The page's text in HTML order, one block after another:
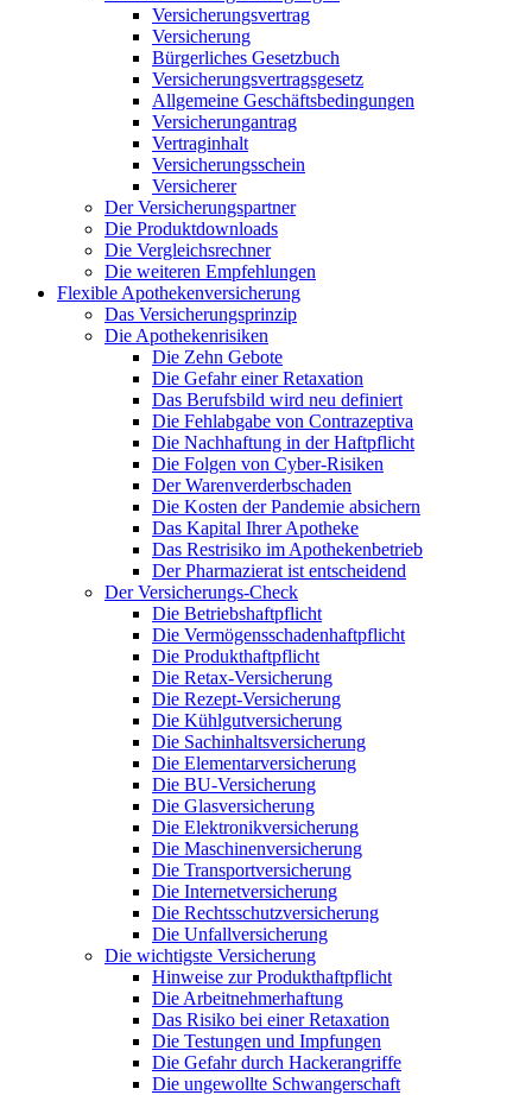
Versicherungsvertrag
Versicherung
Bürgerliches Gesetzbuch
Versicherungsvertragsgesetz
Allgemeine Geschäftsbedingungen
Versicherungantrag
Vertraginhalt
Versicherungsschein
Versicherer
Der Versicherungspartner
Die Produktdownloads
Die Vergleichsrechner
Die weiteren Empfehlungen
Flexible Apothekenversicherung
Das Versicherungsprinzip
Die Apothekenrisiken
Die Zehn Gebote
Die Gefahr einer Retaxation
Das Berufsbild wird neu definiert
Die Fehlabgabe von Contrazeptiva
Die Nachhaftung in der Haftpflicht
Die Folgen von Cyber-Risiken
Der Warenverderbschaden
Die Kosten der Pandemie absichern
Das Kapital Ihrer Apotheke
Das Restrisiko im Apothekenbetrieb
Der Pharmazierat ist entscheidend
Der Versicherungs-Check
Die Betriebshaftpflicht
Die Vermögensschadenhaftpflicht
Die Produkthaftpflicht
Die Retax-Versicherung
Die Rezept-Versicherung
Die Kühlgutversicherung
Die Sachinhaltsversicherung
Die Elementarversicherung
Die BU-Versicherung
Die Glasversicherung
Die Elektronikversicherung
Die Maschinenversicherung
Die Transportversicherung
Die Internetversicherung
Die Rechtsschutzversicherung
Die Unfallversicherung
Die wichtigste Versicherung
Hinweise zur Produkthaftpflicht
Die Arbeitnehmerhaftung
Das Risiko bei einer Retaxation
Die Testungen und Impfungen
Die Gefahr durch Hackerangriffe
Die ungewollte Schwangerschaft